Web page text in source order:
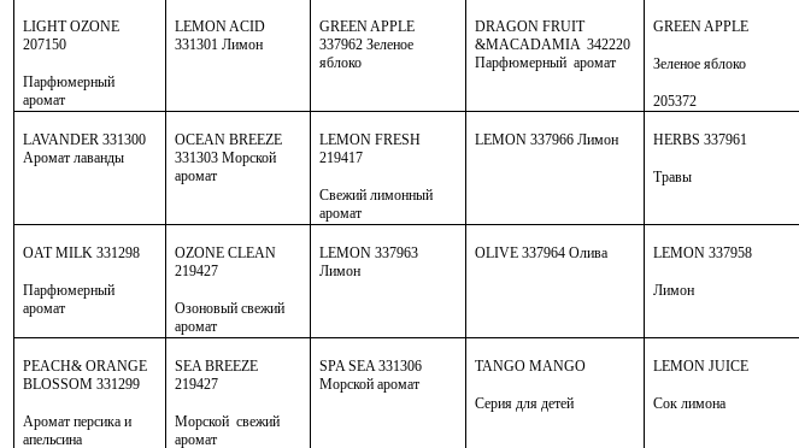
LIGHT OZONE
207150
Парфюмерный
аромат
LEMON ACID
331301 Лимон
GREEN APPLE
337962Зеленое
яблоко
DRAGON FRUIT
&MACADAMIA 342220
Парфюмерный аромат
GREEN APPLE
Зеленое яблоко
205372
LAVANDER 331300
Аромат лаванды
OCEAN BREEZE
331303 Морской
аромат
LEMON FRESH
219417
Свежий лимонный
аромат
LEMON 337966 Лимон HERBS 337961
Травы
OAT MILK 331298
Парфюмерный
аромат
OZONE CLEAN
219427
Озоновый свежий
аромат
LEMON 337963
Лимон
OLIVE 337964 Олива LEMON 337958
Лимон
PEACH&ORANGE
BLOSSOM 331299
Аромат персика и
апельсина
SEA BREEZE
219427
Морской свежий
аромат
SPA SEA 331306
Морской аромат
TANGO MANGO
Серия для детей
LEMON JUICE
Сок лимона